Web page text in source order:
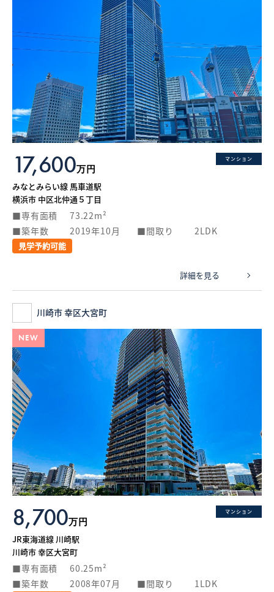
マンション
17,600万円
みなとみらい線 馬車道駅
横浜市 中区北仲通５丁目
専有面積
73.22m²
築年数
2019年10月 間取り 2LDK
見学予約可能
詳細を見る
川崎市 幸区大宮町
NEW
マンション
8,700万円
JR東海道線 川崎駅
川崎市 幸区大宮町
専有面積
60.25m²
築年数
2008年07月 間取り 1LDK